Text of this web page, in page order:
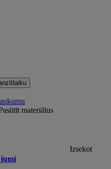
materiālus
Izsekot